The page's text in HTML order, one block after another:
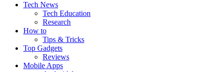
Tech News
Tech Education
Research
How to
Tips & Tricks
Top Gadgets
Reviews
Mobile Apps